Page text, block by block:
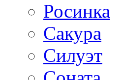
Росинка
Сакура
Силуэт